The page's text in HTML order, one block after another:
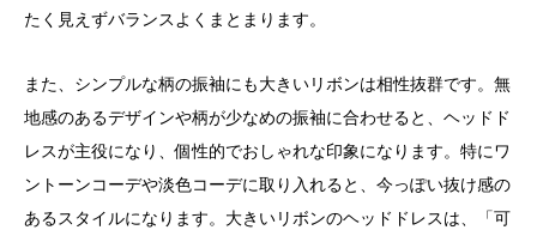
たく見えずバランスよくまとまります。
また、シンプルな柄の振袖にも大きいリボンは相性抜群です。無
地感のあるデザインや柄が少なめの振袖に合わせると、ヘッドド
レスが主役になり、個性的でおしゃれな印象になります。特にワ
ントーンコーデや淡色コーデに取り入れると、今っぽい抜け感の
あるスタイルになります。大きいリボンのヘッドドレスは、「可